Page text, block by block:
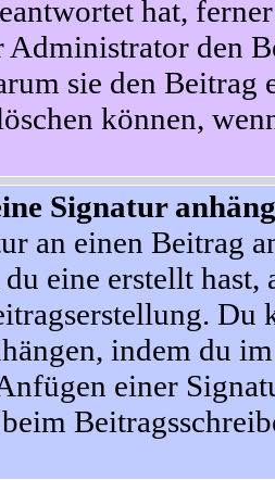
hat,
Administrator den
sie den Beitrag
können,
Signatur
an einen Beitrag
du eine erstellt
Du
indem du
einer